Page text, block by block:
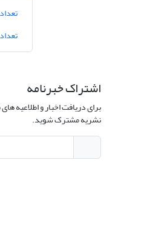
اشتراک خبرنامه
برای دریافت اخبار و اطلاعیه
نشریه مشترک شوید.